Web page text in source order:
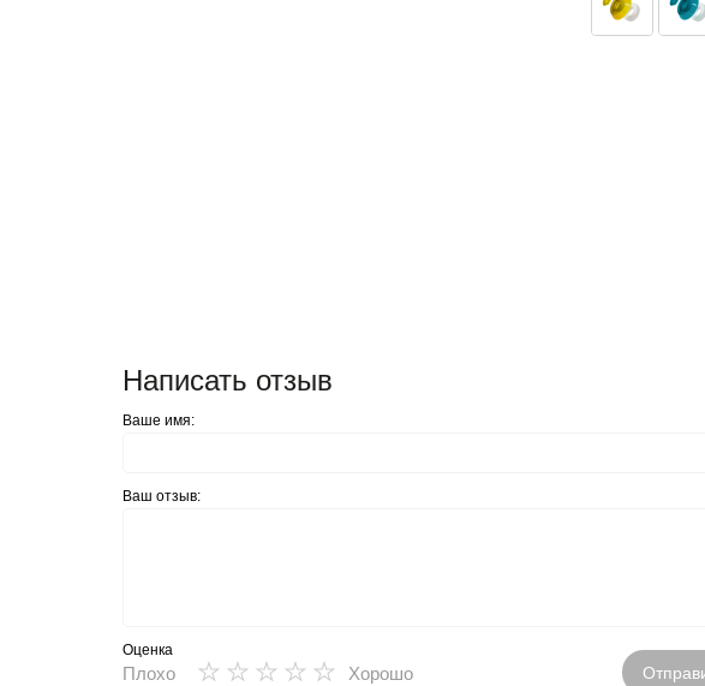
Написать отзыв
Ваше имя:
Ваш отзыв:
Оценка
Плохо ★
★
★
★
★ Хорошо